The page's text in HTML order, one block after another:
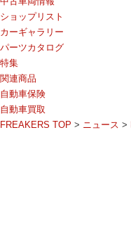
ショップリスト
カーギャラリー
パーツカタログ
特集
関連商品
自動車保険
自動車買取
FREAKERS TOP > ニュース >